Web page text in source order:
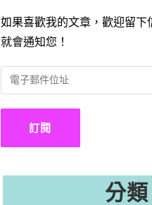
如果喜歡我的文章，歡迎留下
就會通知您！
子
郵
位
訂閱
分類